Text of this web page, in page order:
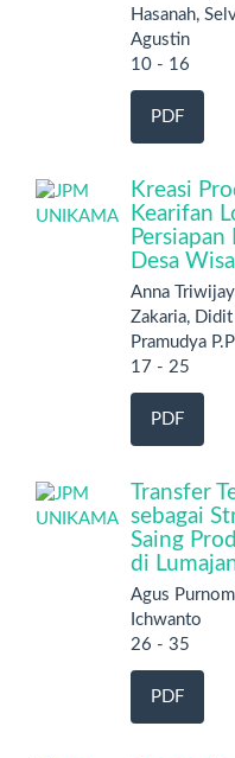
Hasanah,
Agustin
10 - 16
PDF
Kreasi
Kearifan
Desa
Anna
Zakaria,
Pramudya P.P
17 - 25
PDF
Transfer
sebagai
Saing
di
Agus
Ichwanto
26 - 35
PDF